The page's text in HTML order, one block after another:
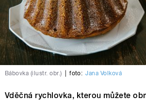
Bábovka (ilustr. obr.) foto: Jana Volková
Vděčná rychlovka, kterou můžete